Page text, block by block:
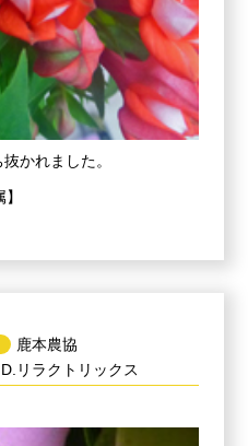
かれました。
鹿本農協
D.リラクトリックス